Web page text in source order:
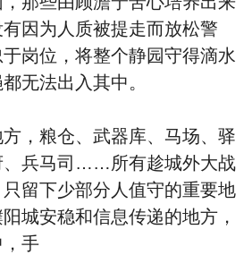
因为人质被提走而放松警
岗位，将整个静园守得滴水
无法出入其中。
，粮仓、武器库、马场、驿
、兵马司……所有趁城外大战
留下少部分人值守的重要地
城安稳和信息传递的地方，
手